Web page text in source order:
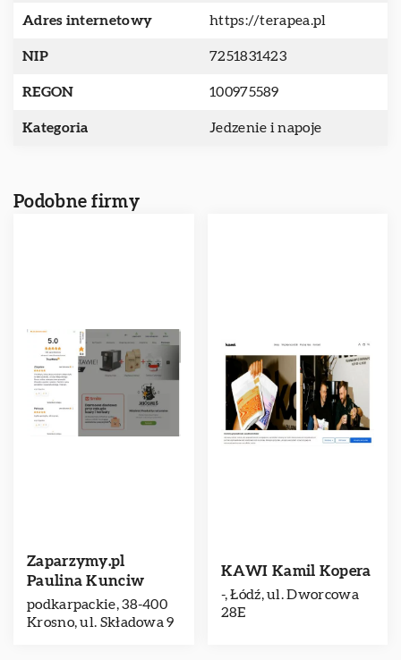
Adres internetowy https://terapea.pl
NIP 7251831423
REGON 100975589
Kategoria Jedzenie i napoje
Podobne firmy
Zaparzymy.pl
Paulina Kunciw
podkarpackie, 38-400
Krosno, ul. Składowa 9
KAWI Kamil Kopera
-, Łódź, ul. Dworcowa
28E